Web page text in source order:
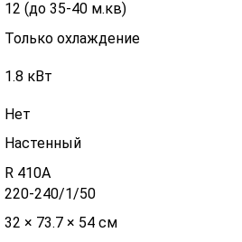
12 (до 35-40 м.кв)
Только охлаждение
1.8 кВт
Нет
Настенный
R 410A
220-240/1/50
32 × 73.7 × 54 см